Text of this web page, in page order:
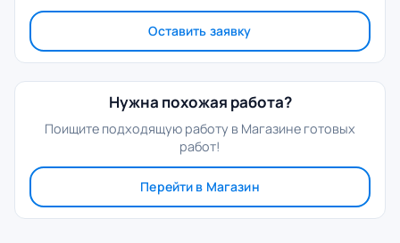
Оставить заявку
Нужна похожая работа?
Поищите подходящую работу в Магазине готовых
работ!
Перейти в Магазин